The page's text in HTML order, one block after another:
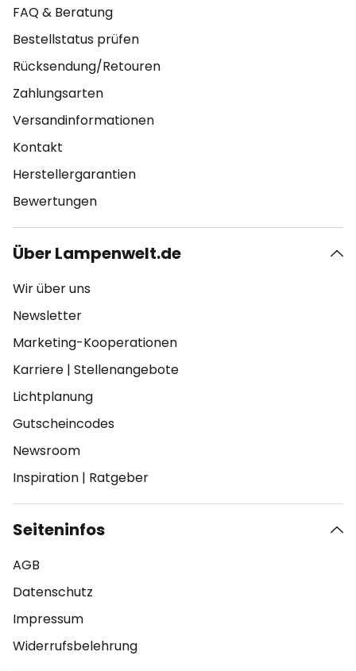
FAQ & Beratung
Bestellstatus prüfen
Rücksendung/Retouren
Zahlungsarten
Versandinformationen
Kontakt
Herstellergarantien
Bewertungen
Über Lampenwelt.de
Wir über uns
Newsletter
Marketing-Kooperationen
Karriere | Stellenangebote
Lichtplanung
Gutscheincodes
Newsroom
Inspiration | Ratgeber
Seiteninfos
AGB
Datenschutz
Impressum
Widerrufsbelehrung